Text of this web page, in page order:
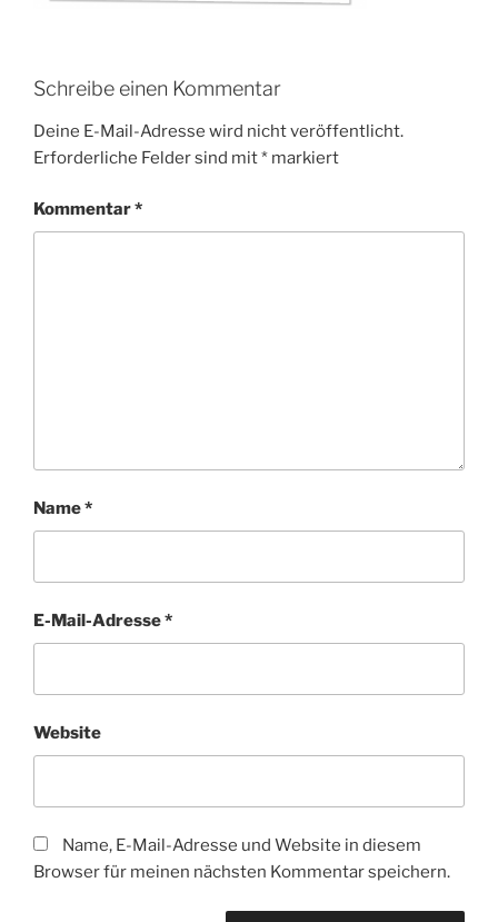
Schreibe einen Kommentar
Deine E-Mail-Adresse wird nicht veröffentlicht.
Erforderliche Felder sind mit* markiert
Kommentar*
Name*
E-Mail-Adresse*
Website
Name, E-Mail-Adresse und Website in diesem
Browser für meinen nächsten Kommentar speichern.